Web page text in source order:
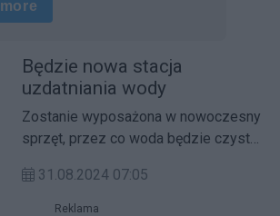
Będzie nowa stacja
uzdatniania wody
Zostanie wyposażona w nowoczesny
sprzęt, przez co woda będzie czysta,
zdrowsza.
31.08.2024 07:05
Reklama